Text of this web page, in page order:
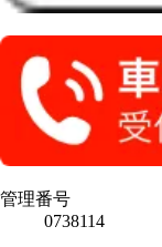
管理番号
0738114